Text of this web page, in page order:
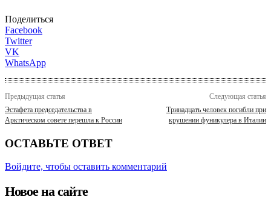
Поделиться
Facebook
Twitter
VK
WhatsApp
Предыдущая статья
Эстафета председательства в
Арктическом совете перешла к России
Следующая статья
Тринадцать человек погибли при
крушении фуникулера в Италии
ОСТАВЬТЕ ОТВЕТ
Войдите, чтобы оставить комментарий
Новое на сайте